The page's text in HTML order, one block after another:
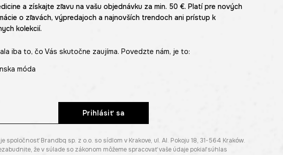
a získajte zľavu na vašu objednávku za min. 50 €. Platí pre nových
o zľavách, výpredajoch a najnovších trendoch ani prístup k
kolekcií.
iba to, čo Vás skutočne zaujíma. Povedzte nám, je to:
móda
Prihlásiť sa
Brandbq sp. z o.o. so sídlom v Krakove, ul. Al. Pokoju 18, 31-564 Kraków.
že v súlade so zákonom môžeme spracovať vaše údaje pokiaľ súhlas